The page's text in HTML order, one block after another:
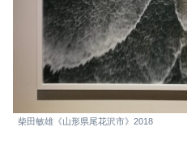
柴田敏雄《山形県尾花沢市》2018